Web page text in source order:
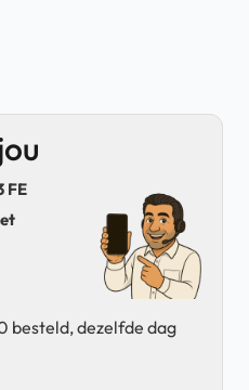
FE
besteld, dezelfde dag